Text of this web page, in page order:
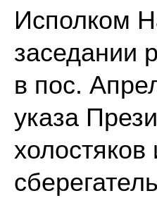
Исполком
заседании
в пос.
указа